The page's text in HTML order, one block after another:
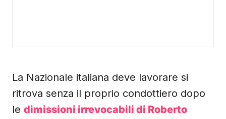
La Nazionale italiana deve lavorare si
ritrova senza il proprio condottiero dopo
le dimissioni irrevocabili di Roberto